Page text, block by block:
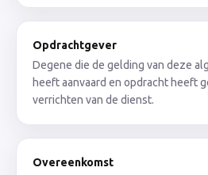
Opdrachtgever
Degene die de gelding van deze
heeft aanvaard en opdracht heeft
verrichten van de dienst.
Overeenkomst